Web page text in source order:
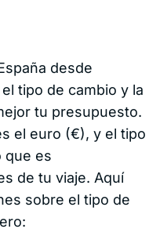
desde
tipo de cambio y la
tu presupuesto.
el euro (€), y el tipo
que es
de tu viaje. Aquí
sobre el tipo de